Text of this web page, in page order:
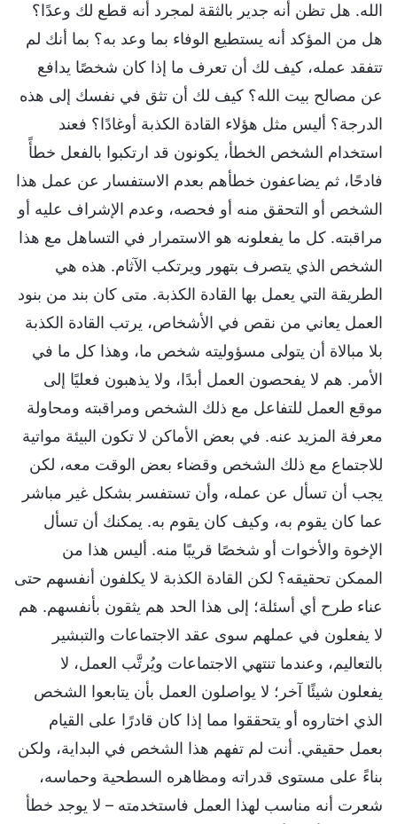
الله. هل تظن أنه جدير بالثقة لمجرد أنه قطع لك وعدًا؟
هل من المؤكد أنه يستطيع الوفاء بما وعد به؟ بما أنك لم
تتفقد عمله، كيف لك أن تعرف ما إذا كان شخصًا يدافع
عن مصالح بيت الله؟ كيف لك أن تثق في نفسك إلى هذه
الدرجة؟ أليس مثل هؤلاء القادة الكذبة أوغادًا؟ فعند
استخدام الشخص الخطأ، يكونون قد ارتكبوا بالفعل خطأً
فادحًا، ثم يضاعفون خطأهم بعدم الاستفسار عن عمل هذا
الشخص أو التحقق منه أو فحصه، وعدم الإشراف عليه أو
مراقبته. كل ما يفعلونه هو الاستمرار في التساهل مع هذا
الشخص الذي يتصرف بتهور ويرتكب الآثام. هذه هي
الطريقة التي يعمل بها القادة الكذبة. متى كان بند من بنود
العمل يعاني من نقص في الأشخاص، يرتب القادة الكذبة
بلا مبالاة أن يتولى مسؤوليته شخص ما، وهذا كل ما في
الأمر. هم لا يفحصون العمل أبدًا، ولا يذهبون فعليًا إلى
موقع العمل للتفاعل مع ذلك الشخص ومراقبته ومحاولة
معرفة المزيد عنه. في بعض الأماكن لا تكون البيئة مواتية
للاجتماع مع ذلك الشخص وقضاء بعض الوقت معه، لكن
يجب أن تسأل عن عمله، وأن تستفسر بشكل غير مباشر
عما كان يقوم به، وكيف كان يقوم به. يمكنك أن تسأل
الإخوة والأخوات أو شخصًا قريبًا منه. أليس هذا من
الممكن تحقيقه؟ لكن القادة الكذبة لا يكلفون أنفسهم حتى
عناء طرح أي أسئلة؛ إلى هذا الحد هم يثقون بأنفسهم. هم
لا يفعلون في عملهم سوى عقد الاجتماعات والتبشير
بالتعاليم، وعندما تنتهي الاجتماعات ويُرتَّب العمل، لا
يفعلون شيئًا آخر؛ لا يواصلون العمل بأن يتابعوا الشخص
الذي اختاروه أو يتحققوا مما إذا كان قادرًا على القيام
بعمل حقيقي. أنت لم تفهم هذا الشخص في البداية، ولكن
بناءً على مستوى قدراته ومظاهره السطحية وحماسه،
شعرت أنه مناسب لهذا العمل فاستخدمته – لا يوجد خطأ